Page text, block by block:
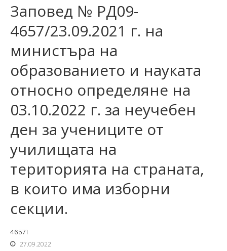
Заповед № РД09-
4657/23.09.2021 г. на
министъра на
образованието и науката
относно определяне на
03.10.2022 г. за неучебен
ден за учениците от
училищата на
територията на страната,
в които има изборни
секции.
46571
27.09.2022